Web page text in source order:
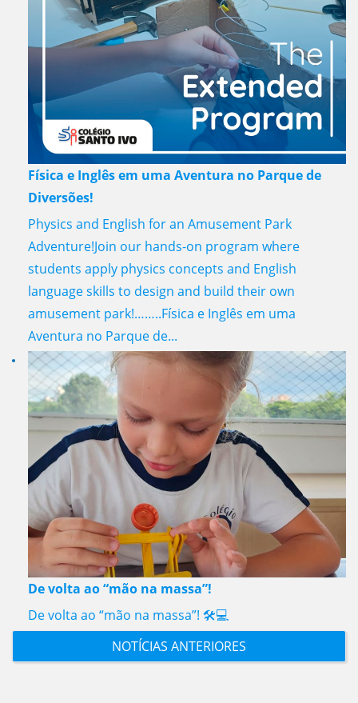
Física e Inglês em uma Aventura no Parque de
Diversões!
Physics and English for an Amusement Park
Adventure!Join our hands-on program where
students apply physics concepts and English
language skills to design and build their own
amusement park!……..Física e Inglês em uma
Aventura no Parque de...
De volta ao “mão na massa”!
De volta ao “mão na massa”! 🛠️💻
NOTÍCIAS ANTERIORES